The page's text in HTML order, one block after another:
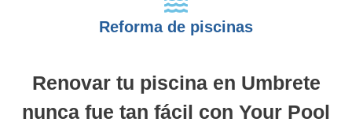
Reforma de piscinas
Renovar tu piscina en Umbrete
nunca fue tan fácil con Your Pool